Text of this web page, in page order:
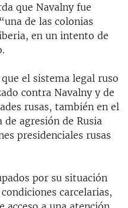
que Navalny fue
de las colonias
en un intento de
el sistema legal ruso
contra Navalny y de
rusas, también en el
agresión de Rusia
presidenciales rusas
por su situación
carcelarias,